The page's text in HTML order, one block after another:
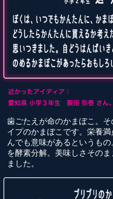
歯ごたえが命のかまぼこ。
イプのかまぼこです。栄養
んでも意味があるというも
を酵素分解。美味しさその
ました。